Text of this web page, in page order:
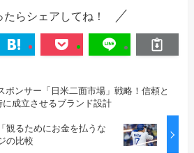
たらシェアしてね！
ポンサー「日米二面市場」戦略！信頼と
に成立させるブランド設計
観るためにお金を払うな
の比較